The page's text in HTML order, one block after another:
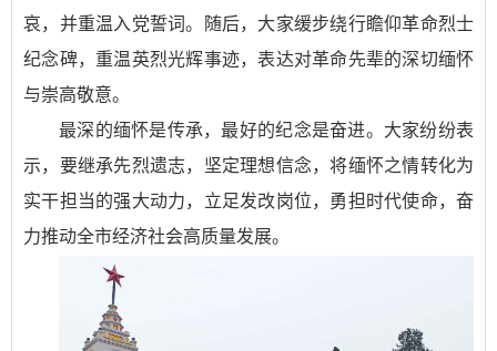
哀，并重温入党誓词。随后，大家缓步绕行瞻仰革命烈士
纪念碑，重温英烈光辉事迹，表达对革命先辈的深切缅怀
与崇高敬意。
最深的缅怀是传承，最好的纪念是奋进。大家纷纷表
示，要继承先烈遗志，坚定理想信念，将缅怀之情转化为
实干担当的强大动力，立足发改岗位，勇担时代使命，奋
力推动全市经济社会高质量发展。